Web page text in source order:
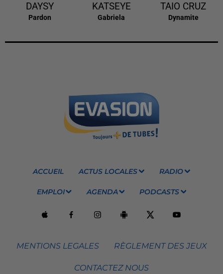
DAYSY
Pardon
KATSEYE
Gabriela
TAIO CRUZ
Dynamite
ACCUEIL ACTUS LOCALES RADIO
EMPLOI AGENDA PODCASTS
MENTIONS LEGALES RÈGLEMENT DES JEUX
CONTACTEZ NOUS